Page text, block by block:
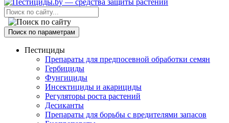
Поиск по параметрам
Пестициды
Препараты для предпосевной обработки семян
Гербициды
Фунгициды
Инсектициды и акарициды
Регуляторы роста растений
Десиканты
Препараты для борьбы с вредителями запасов